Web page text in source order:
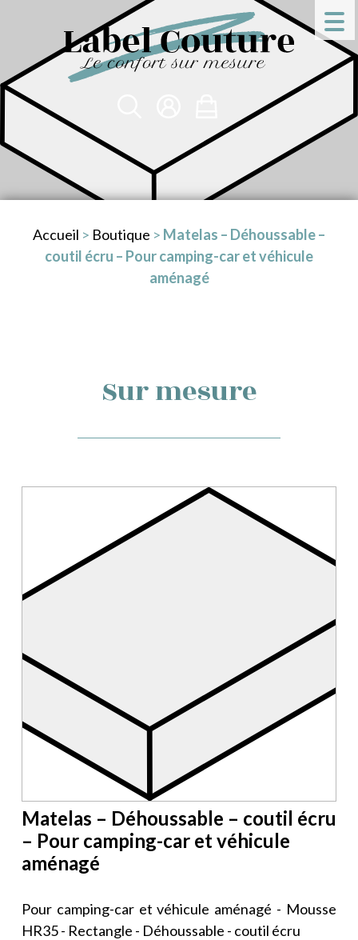
Accueil > Boutique > Matelas – Déhoussable –
coutil écru – Pour camping-car et véhicule
aménagé
Sur mesure
Matelas – Déhoussable – coutil écru
– Pour camping-car et véhicule
aménagé
Pour camping-car et véhicule aménagé - Mousse
HR35 - Rectangle - Déhoussable - coutil écru